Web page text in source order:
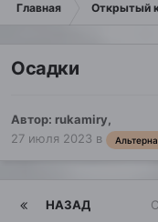
Главная Открытый
Осадки
Автор: rukamiry,
27 июля 2023 в
НАЗАД